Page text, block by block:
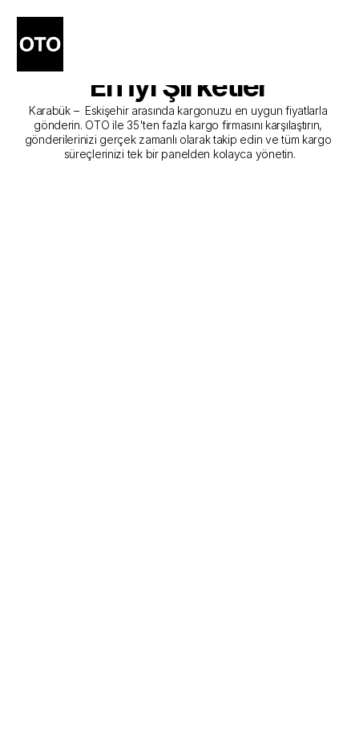
Karabük - Eskişehir Kargo
Gönderim Hizmeti Sunan
En İyi Şirketler
Karabük –  Eskişehir arasında kargonuzu en uygun fiyatlarla
gönderin. OTO ile 35'ten fazla kargo firmasını karşılaştırın,
gönderilerinizi gerçek zamanlı olarak takip edin ve tüm kargo
süreçlerinizi tek bir panelden kolayca yönetin.